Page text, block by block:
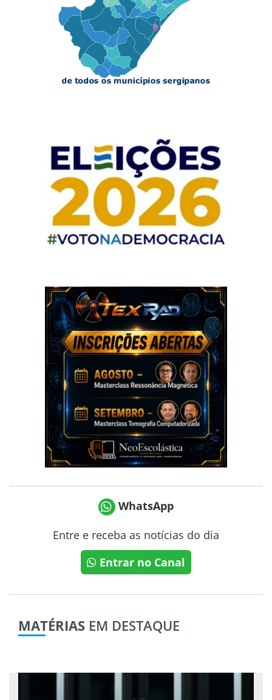
WhatsApp
Entre e receba as notícias do dia
Entrar no Canal
MATÉRIAS EM DESTAQUE